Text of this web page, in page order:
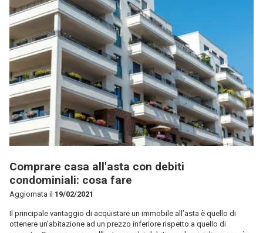
Comprare casa all'asta con debiti
condominiali: cosa fare
Aggiornata il 19/02/2021
Il principale vantaggio di acquistare un immobile all’asta è quello di
ottenere un’abitazione ad un prezzo inferiore rispetto a quello di